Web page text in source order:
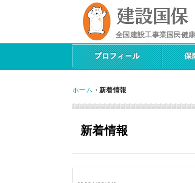
全国建設工事業国民健
ホーム 新着情報
新着情報